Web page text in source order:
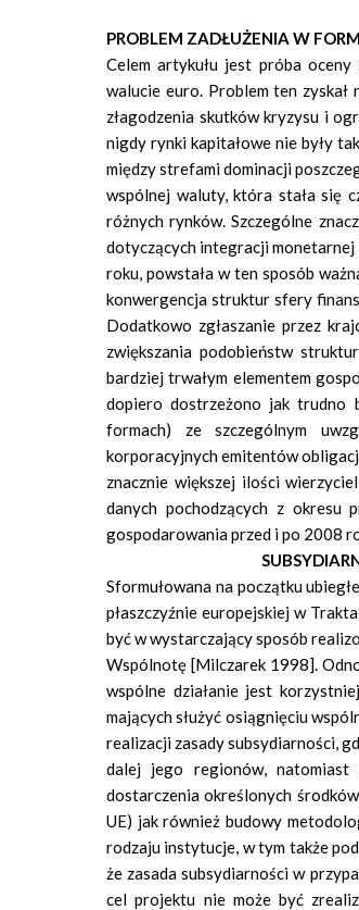
PROBLEM ZADŁUŻENIA W
Celem artykułu jest próba
walucie euro. Problem ten
złagodzenia skutków kryzysu i
nigdy rynki kapitałowe nie były
między strefami dominacji
wspólnej waluty, która stała się
różnych rynków. Szczególne
dotyczących integracji
roku, powstała w ten sposób
konwergencja struktur sfery
Dodatkowo zgłaszanie przez
zwiększania podobieństw
bardziej trwałym elementem
dopiero dostrzeżono jak trudno
formach) ze szczególnym
korporacyjnych emitentów
znacznie większej ilości
danych pochodzących z okresu
gospodarowania przed i po 2008
Sformułowana na początku
płaszczyźnie europejskiej w
być w wystarczający sposób
Wspólnotę [Milczarek 1998].
wspólne działanie jest
mających służyć osiągnięciu
realizacji zasady subsydiarności,
dalej jego regionów, natomiast
dostarczenia określonych
UE) jak również budowy
rodzaju instytucje, w tym także
że zasada subsydiarności w
cel projektu nie może być